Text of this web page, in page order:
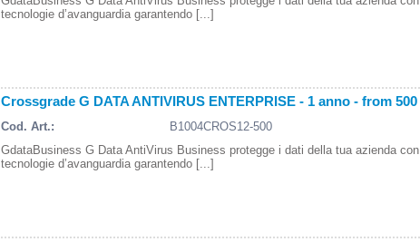
tecnologie d’avanguardia garantendo [...]
Crossgrade G DATA ANTIVIRUS ENTERPRISE - 1 anno - from 500
Cod. Art.:
B1004CROS12-500
GdataBusiness G Data AntiVirus Business protegge i dati della tua azienda con
tecnologie d’avanguardia garantendo [...]